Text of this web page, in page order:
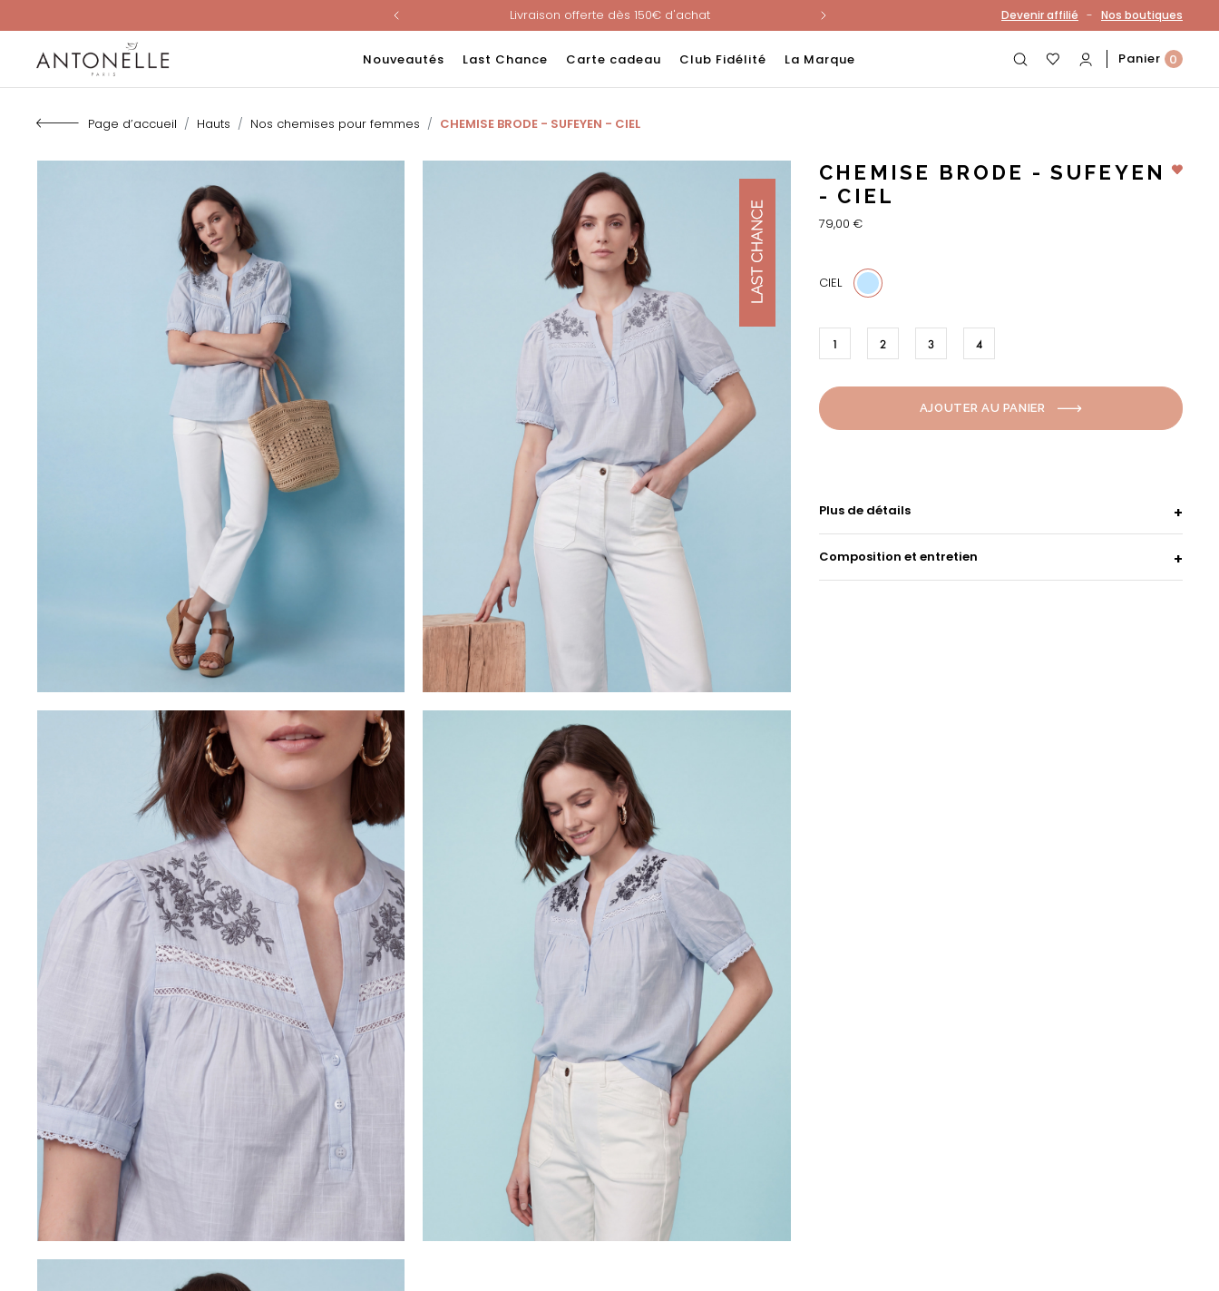
Livraison offerte dès 150€ d'achat
Nouveau ! Paiement en 3 ou 4 fois sans frais avec ALMA !
Last Chance : -60% sur une sélection jusqu'au 23/08 en vous connectant à votre compte
Devenir affilié - Nos boutiques
Nouveautés Last Chance Carte cadeau Club Fidélité La Marque Panier 0
Page d’accueil Hauts Nos chemises pour femmes CHEMISE BRODE - SUFEYEN - CIEL
CHEMISE BRODE - SUFEYEN
- CIEL
79,00 €
CIEL
1 2 3 4
AJOUTER AU PANIER
Plus de détails
Composition et entretien